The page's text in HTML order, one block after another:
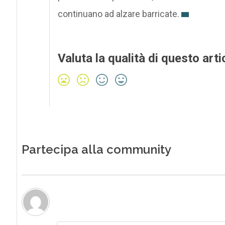
continuano ad alzare barricate.
Valuta la qualità di questo
Partecipa alla community